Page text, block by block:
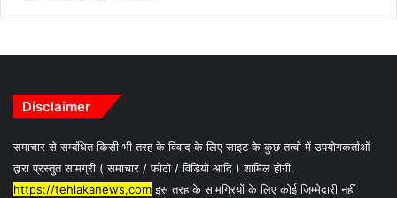
Disclaimer
समाचार से सम्बंधित किसी भी तरह के विवाद के लिए साइट के कुछ तत्वों में उपयोगकर्ताओं
द्वारा प्रस्तुत सामग्री ( समाचार / फोटो / विडियो आदि ) शामिल होगी,
https://tehlakanews,comइस तरह के सामग्रियों के लिए कोई ज़िम्मेदारी नहीं